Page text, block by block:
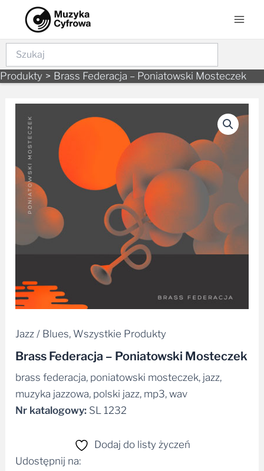
content
Szukaj
Produkty Brass Federacja – Poniatowski Mosteczek
Jazz / Blues, Wszystkie Produkty
Brass Federacja – Poniatowski Mosteczek
brass federacja, poniatowski mosteczek, jazz,
muzyka jazzowa, polski jazz, mp3, wav
Nr katalogowy: SL 1232
Dodaj do listy życzeń
Udostępnij na: